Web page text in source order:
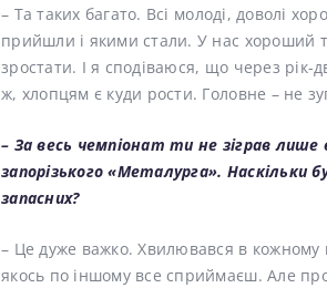
– Та таких багато. Всі молоді, доволі
прийшли і якими стали. У нас хороший
зростати. І я сподіваюся, що через
ж, хлопцям є куди рости. Головне – не
– За весь чемпіонат ти не зіграв
запорізького «Металурга». Наскільки
запасних?
– Це дуже важко. Хвилювався в кожному
якось по іншому все сприймаєш. Але